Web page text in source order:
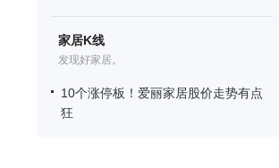
家居K线
发现好家居。
10个涨停板！爱丽家居股价走势有点
狂